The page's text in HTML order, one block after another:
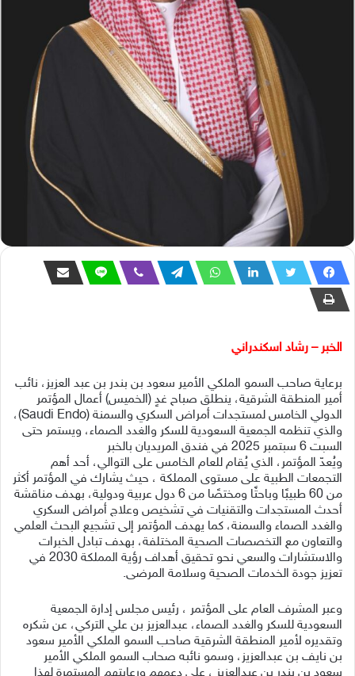
الخبر – رشاد اسكندراني
برعاية صاحب السمو الملكي الأمير سعود بن بندر بن عبد العزيز، نائب
أمير المنطقة الشرقية، ينطلق صباح غدٍ (الخميس) أعمال المؤتمر
الدولي الخامس لمستجدات أمراض السكري والسمنة (Saudi Endo)،
والذي تنظمه الجمعية السعودية للسكر والغدد الصماء، ويستمر حتى
السبت 6 سبتمبر 2025 في فندق المريديان بالخبر
ويُعدّ المؤتمر، الذي يُقام للعام الخامس على التوالي، أحد أهم
التجمعات الطبية على مستوى المملكة ، حيث يشارك في المؤتمر أكثر
من 60 طبيبًا وباحثًا ومختصًا من 6 دول عربية ودولية، بهدف مناقشة
أحدث المستجدات والتقنيات في تشخيص وعلاج أمراض السكري
والغدد الصماء والسمنة، كما يهدف المؤتمر إلى تشجيع البحث العلمي
والتعاون مع التخصصات الصحية المختلفة، بهدف تبادل الخبرات
والاستشارات والسعي نحو تحقيق أهداف رؤية المملكة 2030 في
تعزيز جودة الخدمات الصحية وسلامة المرضى.
وعبر المشرف العام على المؤتمر ، رئيس مجلس إدارة الجمعية
السعودية للسكر والغدد الصماء، عبدالعزيز بن علي التركي، عن شكره
وتقديره لأمير المنطقة الشرقية صاحب السمو الملكي الأمير سعود
بن نايف بن عبدالعزيز، وسمو نائبه صحاب السمو الملكي الأمير